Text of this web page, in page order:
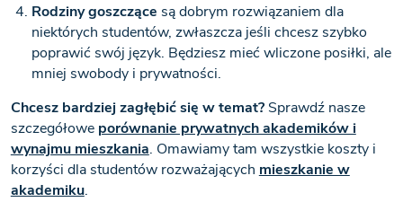
Rodziny goszczące są dobrym rozwiązaniem dla
niektórych studentów, zwłaszcza jeśli chcesz szybko
poprawić swój język. Będziesz mieć wliczone posiłki, ale
mniej swobody i prywatności.
Chcesz bardziej zagłębić się w temat? Sprawdź nasze
szczegółowe porównanie prywatnych akademików i
wynajmu mieszkania. Omawiamy tam wszystkie koszty i
korzyści dla studentów rozważających mieszkanie w
akademiku.